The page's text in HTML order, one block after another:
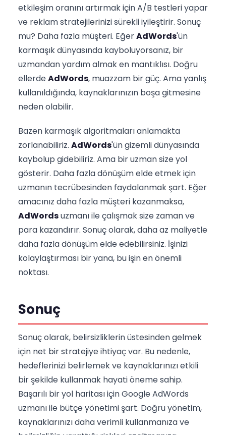
etkileşim oranını artırmak için A/B testleri yapar
ve reklam stratejilerinizi sürekli iyileştirir. Sonuç
mu? Daha fazla müşteri. EğerAdWords'ün
karmaşık dünyasında kayboluyorsanız, bir
uzmandan yardım almak en mantıklısı. Doğru
ellerdeAdWords, muazzam bir güç. Ama yanlış
kullanıldığında, kaynaklarınızın boşa gitmesine
neden olabilir.
Bazen karmaşık algoritmaları anlamakta
zorlanabiliriz. AdWords'ün gizemli dünyasında
kaybolup gidebiliriz. Ama bir uzman size yol
gösterir. Daha fazla dönüşüm elde etmek için
uzmanın tecrübesinden faydalanmak şart. Eğer
amacınız daha fazla müşteri kazanmaksa,
AdWordsuzmanı ile çalışmak size zaman ve
para kazandırır. Sonuç olarak, daha az maliyetle
daha fazla dönüşüm elde edebilirsiniz. İşinizi
kolaylaştırması bir yana, bu işin en önemli
noktası.
Sonuç
Sonuç olarak, belirsizliklerin üstesinden gelmek
için net bir stratejiye ihtiyaç var. Bu nedenle,
hedeflerinizi belirlemek ve kaynaklarınızı etkili
bir şekilde kullanmak hayati öneme sahip.
Başarılı bir yol haritası için Google AdWords
uzmanı ile bütçe yönetimi şart. Doğru yönetim,
kaynaklarınızı daha verimli kullanmanıza ve